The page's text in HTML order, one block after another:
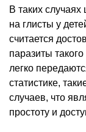
В таких
на глисты у
считается
паразиты
легко
статистике,
случаев, что
простоту и